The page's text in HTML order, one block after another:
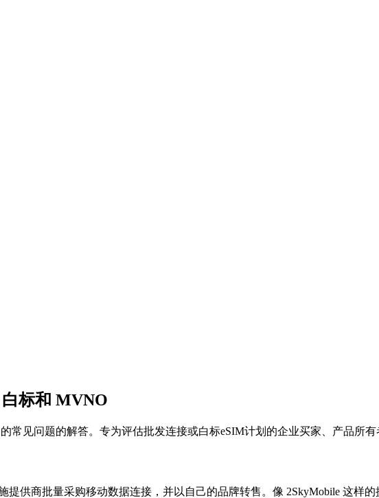
标和 MVNO
常见问题的解答。专为评估批发连接或白标eSIM计划的企业买家、产品所有
提供商批量采购移动数据连接，并以自己的品牌转售。像 2SkyMobile 这样